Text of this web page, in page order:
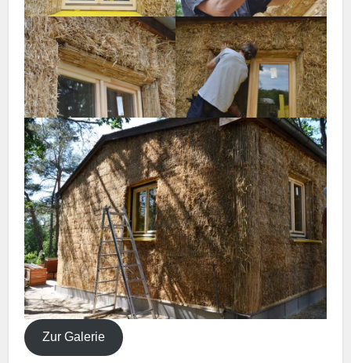
Zur Galerie